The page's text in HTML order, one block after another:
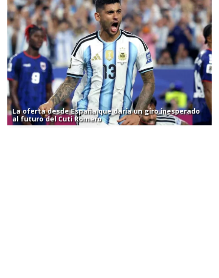
La oferta desde España que daría un giro inesperado
al futuro del Cuti Romero